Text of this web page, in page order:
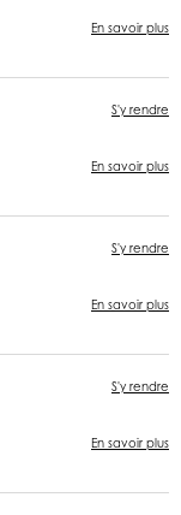
En savoir plus
S'y rendre
En savoir plus
S'y rendre
En savoir plus
S'y rendre
En savoir plus